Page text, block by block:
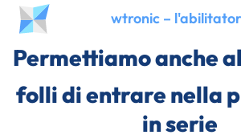
contenuto
wtronic –
Permettiamoanche
folli di entrare nella
in serie